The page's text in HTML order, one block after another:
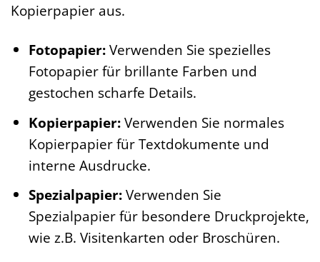
Kopierpapier aus.
Fotopapier:Verwenden Sie spezielles
Fotopapier für brillante Farben und
gestochen scharfe Details.
Kopierpapier:Verwenden Sie normales
Kopierpapier für Textdokumente und
interne Ausdrucke.
Spezialpapier:Verwenden Sie
Spezialpapier für besondere Druckprojekte,
wie z.B. Visitenkarten oder Broschüren.